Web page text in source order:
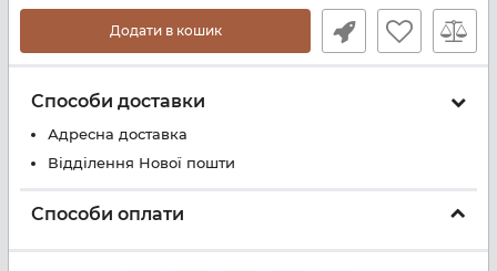
Додати в кошик
Способи доставки
Адресна доставка
Відділення Нової пошти
Способи оплати